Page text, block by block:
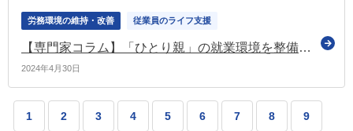
労務環境の維持・改善 従業員のライフ支援
【専門家コラム】「ひとり親」の就業環境を整備する上での必要な視点とは？
2024年4月30日
1 2 3 4 5 6 7 8 9